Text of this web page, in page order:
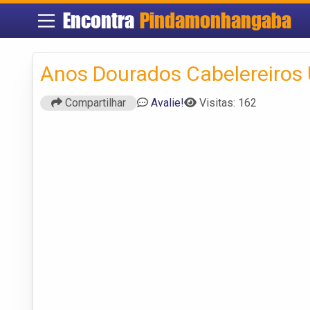
Encontra Pindamonhangaba
Anos Dourados Cabelereiros
Compartilhar Avalie! Visitas: 162